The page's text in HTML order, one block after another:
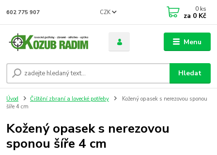
Menu
CZK
Hledat
602 775 907 0 ks
za 0 Kč
Úvod Čištění zbraní a lovecké potřeby
Kožený opasek s nerezovou sponou
šíře 4 cm
Kožený opasek s nerezovou
sponou šíře 4 cm